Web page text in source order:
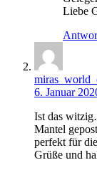
Liebe
6. Januar
Ist das
Mantel
perfekt für
Grüße und